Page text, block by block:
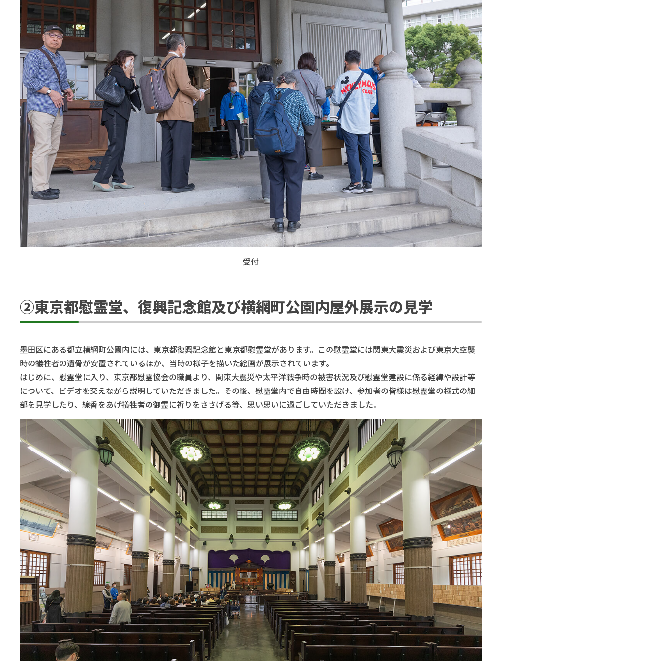
受付
②東京都慰霊堂、復興記念館及び横網町公園内屋外展示の見学
墨田区にある都立横網町公園内には、東京都復興記念館と東京都慰霊堂があります。この慰霊堂には関東大震災および東京大空襲
時の犠牲者の遺骨が安置されているほか、当時の様子を描いた絵画が展示されています。
はじめに、慰霊堂に入り、東京都慰霊協会の職員より、関東大震災や太平洋戦争時の被害状況及び慰霊堂建設に係る経緯や設計等
について、ビデオを交えながら説明していただきました。その後、慰霊堂内で自由時間を設け、参加者の皆様は慰霊堂の様式の細
部を見学したり、線香をあげ犠牲者の御霊に祈りをささげる等、思い思いに過ごしていただきました。